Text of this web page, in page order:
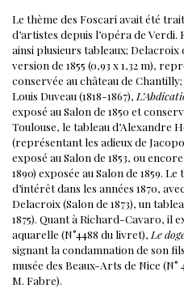
Le thème des Foscari avait été
d’artistes depuis l’opéra de
ainsi plusieurs tableaux; Delacroix
version de 1855 (0,93 x 1,32 m),
conservée au château de
Louis Duveau (1818-1867),
exposé au Salon de 1850 et
Toulouse, le tableau d’Alexandre
(représentant les adieux de
exposé au Salon de 1853, ou
1890) exposée au Salon de 1859. Le
d’intérêt dans les années 1870,
Delacroix (Salon de 1873), un
1875). Quant à Richard-Cavaro, il
aquarelle (N°4488 du livret), Le
signant la condamnation de son
musée des Beaux-Arts de Nice (N°
M. Fabre).